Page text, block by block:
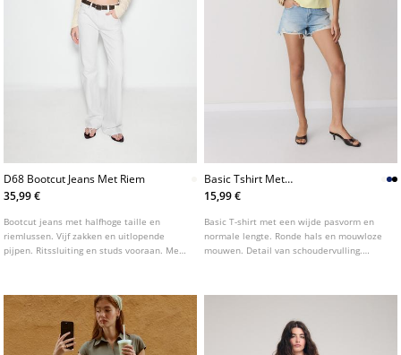
D68 Bootcut Jeans Met Riem
35,99 €
Bootcut jeans met halfhoge taille en
riemlussen. Vijf zakken en uitlopende
pijpen. Ritssluiting en studs vooraan. Met
Basic Tshirt Met
Schoudervulling
15,99 €
Basic T-shirt met een wijde pasvorm en
normale lengte. Ronde hals en mouwloze
mouwen. Detail van schoudervulling.